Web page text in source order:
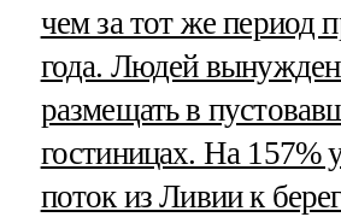
чем за тот же период
года. Людей
размещать в
гостиницах. На 157%
поток из Ливии к